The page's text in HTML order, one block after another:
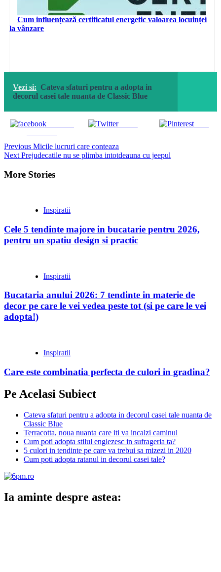
Cum influențează certificatul energetic valoarea locuinței
la vânzare
Vezi si: Cateva sfaturi pentru a adopta in
decorul casei tale nuanta de Classic Blue
Tweet Save
Continue
Reading
Previous Micile lucruri care conteaza
Next Prejudecatile nu se plimba intotdeauna cu jeepul
More Stories
Inspiratii
Cele 5 tendinte majore in bucatarie pentru 2026,
pentru un spatiu design si practic
Inspiratii
Bucataria anului 2026: 7 tendinte in materie de
decor pe care le vei vedea peste tot (si pe care le vei
adopta!)
Inspiratii
Care este combinatia perfecta de culori in gradina?
Pe Acelasi Subiect
Cateva sfaturi pentru a adopta in decorul casei tale nuanta de
Classic Blue
Terracotta, noua nuanta care iti va incalzi caminul
Cum poti adopta stilul englezesc in sufrageria ta?
5 culori in tendinte pe care va trebui sa mizezi in 2020
Cum poti adopta ratanul in decorul casei tale?
Ia aminte despre astea: